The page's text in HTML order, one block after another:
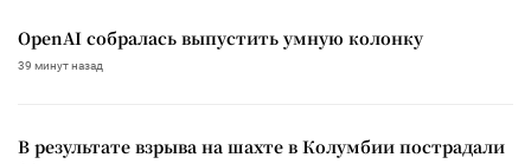
OpenAI собралась выпустить умную колонку
39 минут назад
В результате взрыва на шахте в Колумбии пострадали